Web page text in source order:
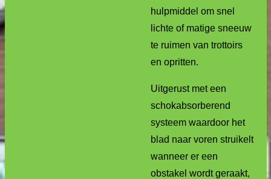
hulpmiddel om snel
lichte of matige sneeuw
te ruimen van trottoirs
en opritten.
Uitgerust met een
schokabsorberend
systeem waardoor het
blad naar voren struikelt
wanneer er een
obstakel wordt geraakt,